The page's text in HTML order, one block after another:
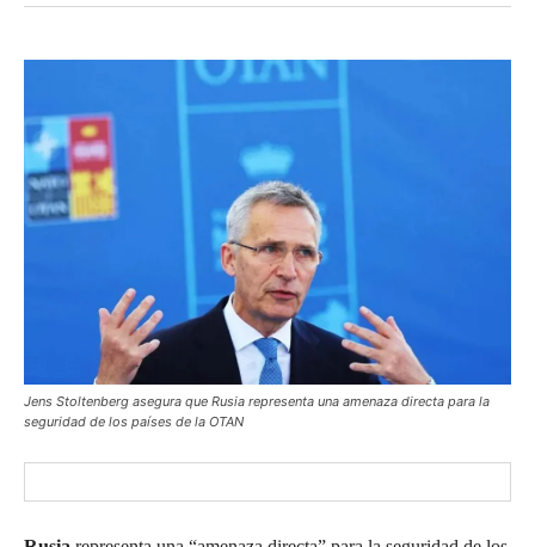
Jens Stoltenberg asegura que Rusia representa una amenaza directa para la
seguridad de los países de la OTAN